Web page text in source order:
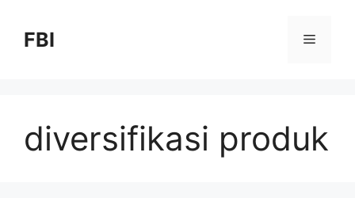
FBI
diversifikasi produk